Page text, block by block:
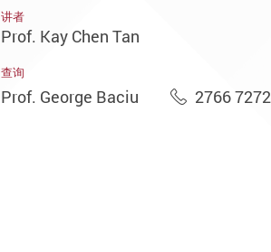
讲者
Prof. Kay Chen Tan
查询
Prof. George Baciu 2766 7272